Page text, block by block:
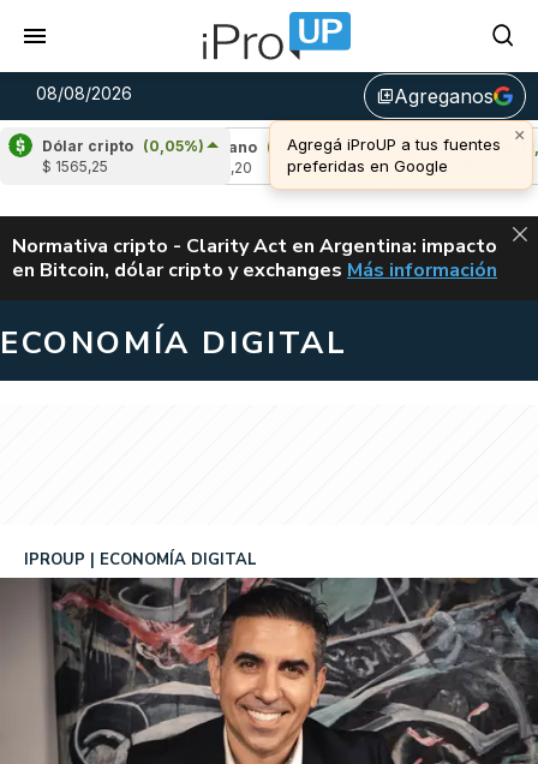
08/08/2026 library_addAgreganos
Dólar cripto (0,05%)
$ 1565,25
Cardano (0,56%)
Avalanche (1,97%)
u$s 6,55
ALERTA
Normativa cripto - Clarity Act en Argentina: impacto
en Bitcoin, dólar cripto y exchanges CLARITY ACT EN
Más información
ECONOMÍA DIGITAL
IPROUP ECONOMÍA DIGITAL